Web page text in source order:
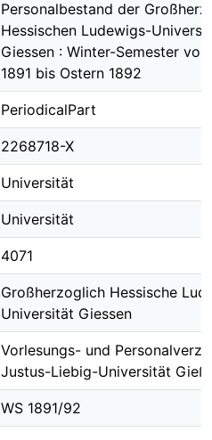
Personalbestand der
Hessischen Ludewigs-
Giessen : Winter-Semester
1891 bis Ostern 1892
PeriodicalPart
2268718-X
Universität
Universität
4071
Großherzoglich Hessische
Universität Giessen
Vorlesungs- und
Justus-Liebig-Universität
WS 1891/92